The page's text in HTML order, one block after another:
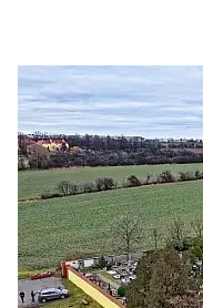
Politika • Volební seriál
městě
Jakými nástroji
13 do procesů
Třebonice a Chaby,